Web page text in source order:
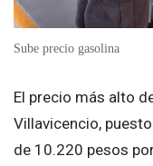
Sube precio gasolina
El precio más alto
Villavicencio,
de 10.220 pesos